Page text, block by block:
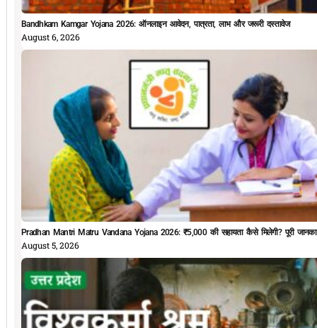
Bandhkam Kamgar Yojana 2026: ऑनलाइन आवेदन, पात्रता, लाभ और जरूरी दस्तावेज
August 6, 2026
Pradhan Mantri Matru Vandana Yojana 2026: ₹5,000 की सहायता कैसे मिलेगी? पूरी
August 5, 2026